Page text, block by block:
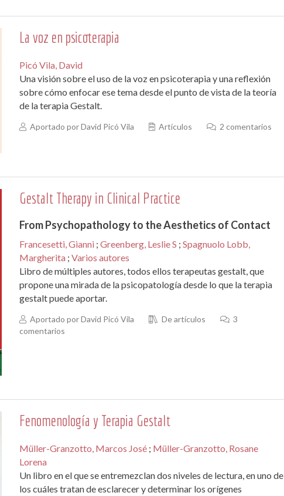
La voz en psicoterapia
Picó Vila, David
Una visión sobre el uso de la voz en psicoterapia y una reflexión
sobre cómo enfocar ese tema desde el punto de vista de la teoría
de la terapia Gestalt.
Aportado por David Picó Vila Artículos 2 comentarios
Gestalt Therapy in Clinical Practice
From Psychopathology to the Aesthetics of Contact
Francesetti, Gianni ;Greenberg, Leslie S ;Spagnuolo Lobb,
Margherita ;Varios autores
Libro de múltiples autores, todos ellos terapeutas gestalt, que
propone una mirada de la psicopatología desde lo que la terapia
gestalt puede aportar.
Aportado por David Picó Vila De artículos
3
comentarios
Fenomenología y Terapia Gestalt
Müller-Granzotto, Marcos José ; Müller-Granzotto, Rosane
Lorena
Un libro en el que se entremezclan dos niveles de lectura, en uno de
los cuáles tratan de esclarecer y determinar los orígenes